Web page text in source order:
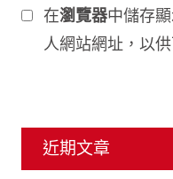
在瀏覽器中儲存
人網站網址，以
近期文章